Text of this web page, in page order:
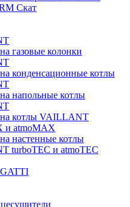
Скат
газовые колонки
конденсационные котлы
напольные котлы
на котлы VAILLANT
и atmoMAX
настенные котлы
turboTEC и atmoTEC